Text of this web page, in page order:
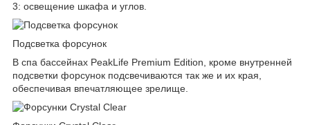
3: освещение шкафа и углов.
Подсветка форсунок
В спа бассейнах PeakLife Premium Edition, кроме внутренней
подсветки форсунок подсвечиваются так же и их края,
обеспечивая впечатляющее зрелище.